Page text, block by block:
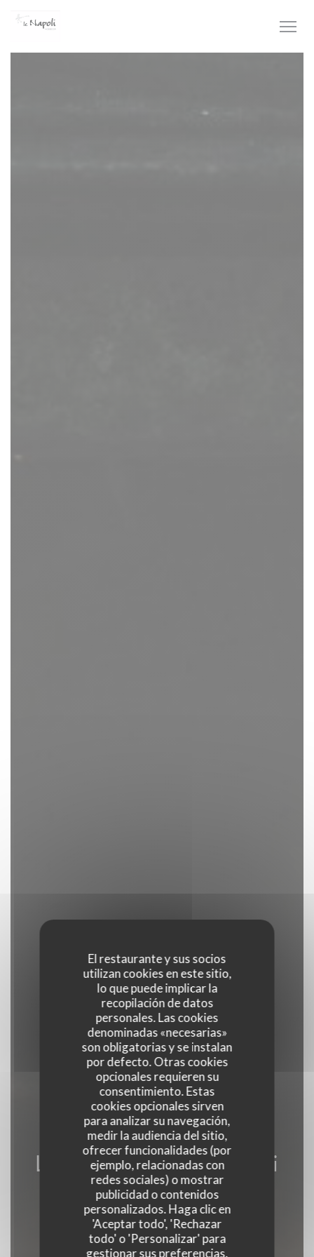
El restaurante y sus socios
utilizan cookies en este sitio,
lo que puede implicar la
recopilación de datos
personales. Las cookies
denominadas «necesarias»
son obligatorias y se instalan
por defecto. Otras cookies
opcionales requieren su
consentimiento. Estas
cookies opcionales sirven
para analizar su navegación,
medir la audiencia del sitio,
ofrecer funcionalidades (por
ejemplo, relacionadas con
redes sociales) o mostrar
publicidad o contenidos
personalizados. Haga clic en
'Aceptar todo', 'Rechazar
todo' o 'Personalizar' para
gestionar sus preferencias.
Le Napoli & Le Napoli
Là Haut!
RESTAURANTE - BAR DE TAPAS -
PIZZERÍA - BAR|HOSSEGOR